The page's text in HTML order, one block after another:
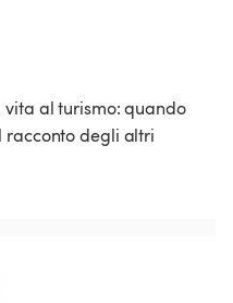
al turismo: quando
racconto degli altri